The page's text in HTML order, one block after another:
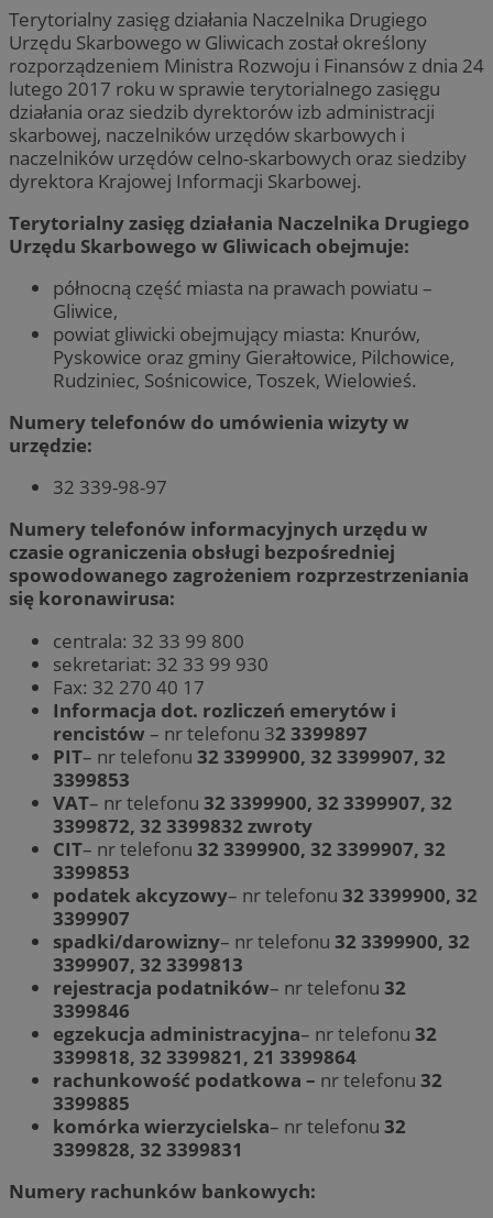
Terytorialny zasięg działania Naczelnika Drugiego
Urzędu Skarbowego w Gliwicach został określony
rozporządzeniem Ministra Rozwoju i Finansów z dnia 24
lutego 2017 roku w sprawie terytorialnego zasięgu
działania oraz siedzib dyrektorów izb administracji
skarbowej, naczelników urzędów skarbowych i
naczelników urzędów celno-skarbowych oraz siedziby
dyrektora Krajowej Informacji Skarbowej.
Terytorialny zasięg działania Naczelnika Drugiego
Urzędu Skarbowego w Gliwicach obejmuje:
północną część miasta na prawach powiatu –
Gliwice,
powiat gliwicki obejmujący miasta: Knurów,
Pyskowice oraz gminy Gierałtowice, Pilchowice,
Rudziniec, Sośnicowice, Toszek, Wielowieś.
Numery telefonów do umówienia wizyty w
urzędzie:
32 339-98-97
Numery telefonów informacyjnych urzędu w
czasie ograniczenia obsługi bezpośredniej
spowodowanego zagrożeniem rozprzestrzeniania
się koronawirusa:
centrala: 32 33 99 800
sekretariat: 32 33 99 930
Fax: 32 270 40 17
Informacja dot. rozliczeń emerytów i
rencistów – nr telefonu 32 3399897
PIT– nr telefonu 32 3399900, 32 3399907, 32
3399853
VAT– nr telefonu 32 3399900, 32 3399907, 32
3399872, 32 3399832 zwroty
CIT– nr telefonu 32 3399900, 32 3399907, 32
3399853
podatek akcyzowy– nr telefonu 32 3399900, 32
3399907
spadki/darowizny– nr telefonu 32 3399900, 32
3399907, 32 3399813
rejestracja podatników– nr telefonu 32
3399846
egzekucja administracyjna– nr telefonu 32
3399818, 32 3399821, 21 3399864
rachunkowość podatkowa – nr telefonu 32
3399885
komórka wierzycielska– nr telefonu 32
3399828, 32 3399831
Numery rachunków bankowych: